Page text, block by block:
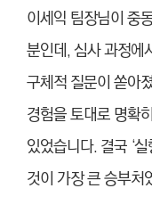
이세익 팀장님이 중
분인데, 심사 과정에
구체적 질문이 쏟아
경험을 토대로 명확
있었습니다. 결국 ‘
것이 가장 큰 승부처